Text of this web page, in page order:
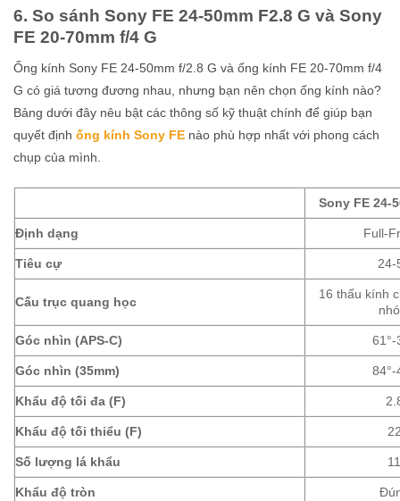
6. So sánh Sony FE 24-50mm F2.8 G và Sony
FE 20-70mm f/4 G
Ống kính Sony FE 24-50mm f/2.8 G và ống kính FE 20-70mm f/4
G có giá tương đương nhau, nhưng bạn nên chọn ống kính nào?
Bảng dưới đây nêu bật các thông số kỹ thuật chính để giúp bạn
quyết định ống kính Sony FE nào phù hợp nhất với phong cách
chụp của mình.
Sony FE 24-
Định dạng Full-
Tiêu cự 24-
Cấu trục quang học
16 thấu kính
Góc nhìn (APS-C) 61°-
Góc nhìn (35mm) 84°-
Khẩu độ tối đa (F)
Khẩu độ tối thiểu (F)
Số lượng lá khẩu 11
Khẩu độ tròn